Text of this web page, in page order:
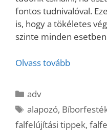
fontos tudnivalóval.
is, hogy a tökéletes
szinte minden
Olvass tovább
Kategória
adv
Címkék
alapozó,
falfelújítási tippek,